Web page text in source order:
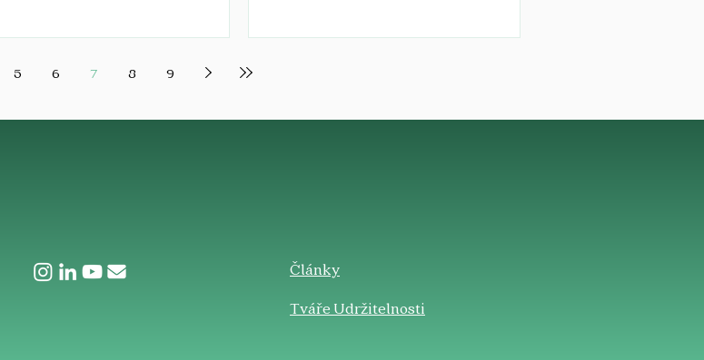
5 6 7 8 9
​Články
Tváře Udržitelnosti